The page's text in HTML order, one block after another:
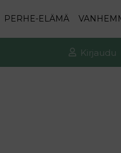
PERHE-ELÄMÄ
Kirjaudu